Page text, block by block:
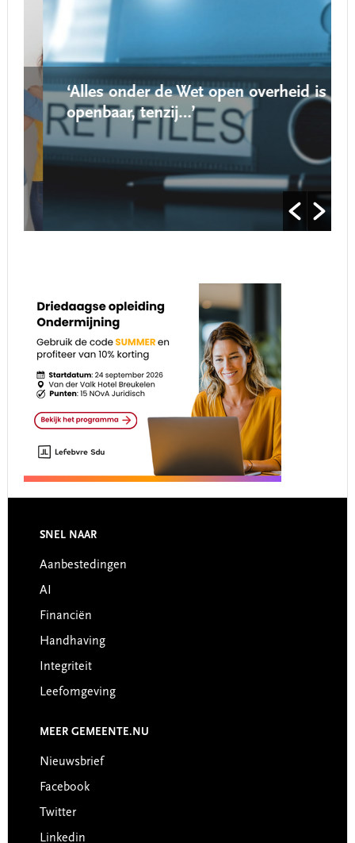
‘Alles onder de Wet open overheid is
openbaar, tenzij…’
Footer
SNEL NAAR
Aanbestedingen
AI
Financiën
Handhaving
Integriteit
Leefomgeving
MEER GEMEENTE.NU
Nieuwsbrief
Facebook
Twitter
Linkedin